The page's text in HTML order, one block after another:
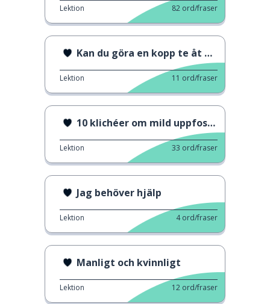
Lektion 82 ord/fraser
Kan du göra en kopp te åt mig?
Lektion 11 ord/fraser
10 klichéer om mild uppfostran
Lektion 33 ord/fraser
Jag behöver hjälp
Lektion 4 ord/fraser
Manligt och kvinnligt
Lektion 12 ord/fraser